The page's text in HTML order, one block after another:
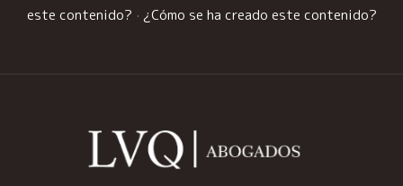
este contenido? · ¿Cómo se ha creado este contenido?